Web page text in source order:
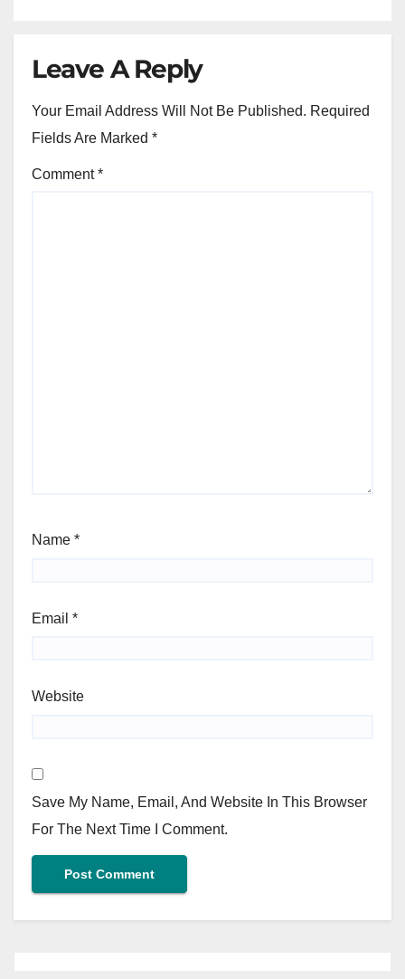
Leave A Reply
Your Email Address Will Not Be Published. Required
Fields Are Marked *
Comment*
Name *
Email *
Website
Save My Name, Email, And Website In This Browser
For The Next Time I Comment.